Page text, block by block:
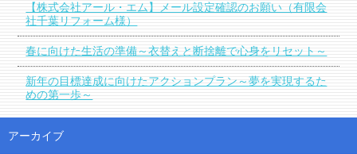
【株式会社アール・エム】メール設定確認のお願い（有限会
社千葉リフォーム様）
春に向けた生活の準備～衣替えと断捨離で心身をリセット～
新年の目標達成に向けたアクションプラン～夢を実現するた
めの第一歩～
アーカイブ